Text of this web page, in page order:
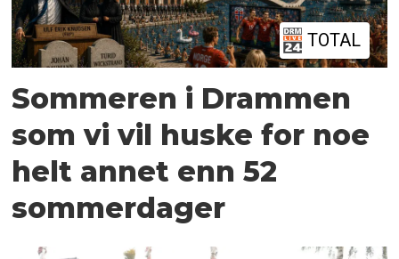
TOTAL
Sommeren i Drammen
som vi vil huske for noe
helt annet enn 52
sommerdager